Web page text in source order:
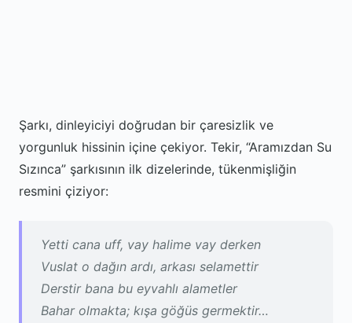
Şarkı, dinleyiciyi doğrudan bir çaresizlik ve
yorgunluk hissinin içine çekiyor. Tekir, “Aramızdan Su
Sızınca” şarkısının ilk dizelerinde, tükenmişliğin
resmini çiziyor:
Yetti cana uff, vay halime vay derken
Vuslat o dağın ardı, arkası selamettir
Derstir bana bu eyvahlı alametler
Bahar olmakta; kışa göğüs germektir…